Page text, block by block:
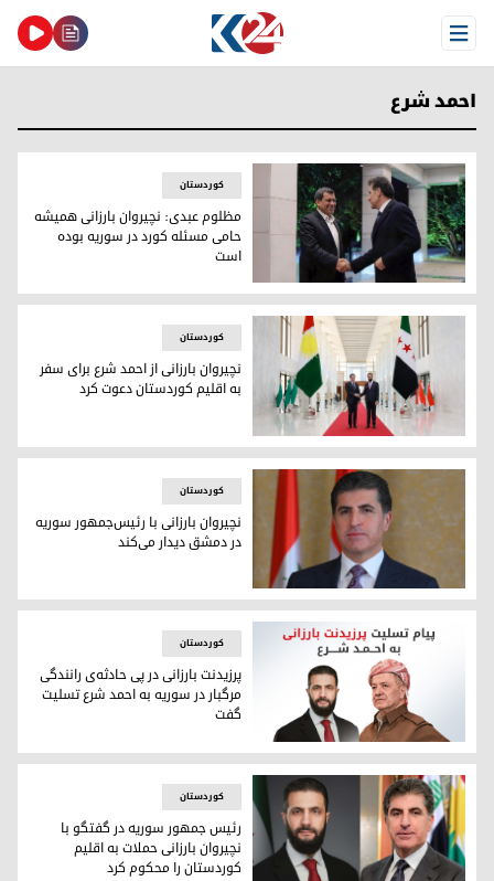
Open Menu
احمد شرع
مظلوم عبدی: نچیروان بارزانی همیشه حامی مسئله کورد در
کوردستان
مظلوم عبدی: نچیروان بارزانی همیشه
حامی مسئله کورد در سوریه بوده
است
نچیروان بارزانی از احمد شرع برای سفر به اقلیم کوردستان
کوردستان
نچیروان بارزانی از احمد شرع برای سفر
به اقلیم کوردستان دعوت کرد
نچیروان بارزانی، رئیس اقلیم کوردستان
کوردستان
نچیروان بارزانی با رئیس‌جمهور سوریه
در دمشق دیدار می‌کند
پرزیدنت بارزانی و احمد شرع
کوردستان
پرزیدنت بارزانی در پی حادثه‌ی رانندگی
مرگبار در سوریه به احمد شرع تسلیت
گفت
کوردستان
رئیس جمهور سوریە در گفتگو با
نچیروان بارزانی حملات به اقلیم
کوردستان را محکوم کرد